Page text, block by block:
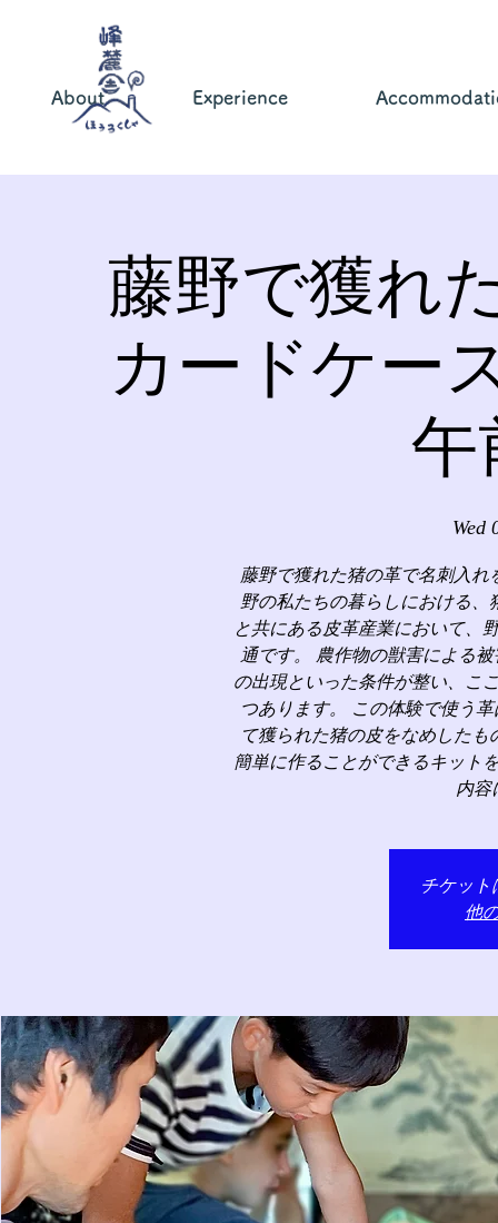
About Experience
藤野で獲れ
カードケー
午
Wed
藤野で獲れた猪の革で名刺入
野の私たちの暮らしにおける
と共にある皮革産業において、
通です。 農作物の獣害による
の出現といった条件が整い、こ
つあります。 この体験で使う
て獲られた猪の皮をなめした
簡単に作ることができるキット
内容
チケット
他